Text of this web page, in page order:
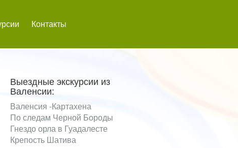
Контакты
Выездные экскурсии из
Валенсии:
Валенсия -Картахена
По следам Черной Бороды
Гнездо орла в Гуадалесте
Крепость Шатива